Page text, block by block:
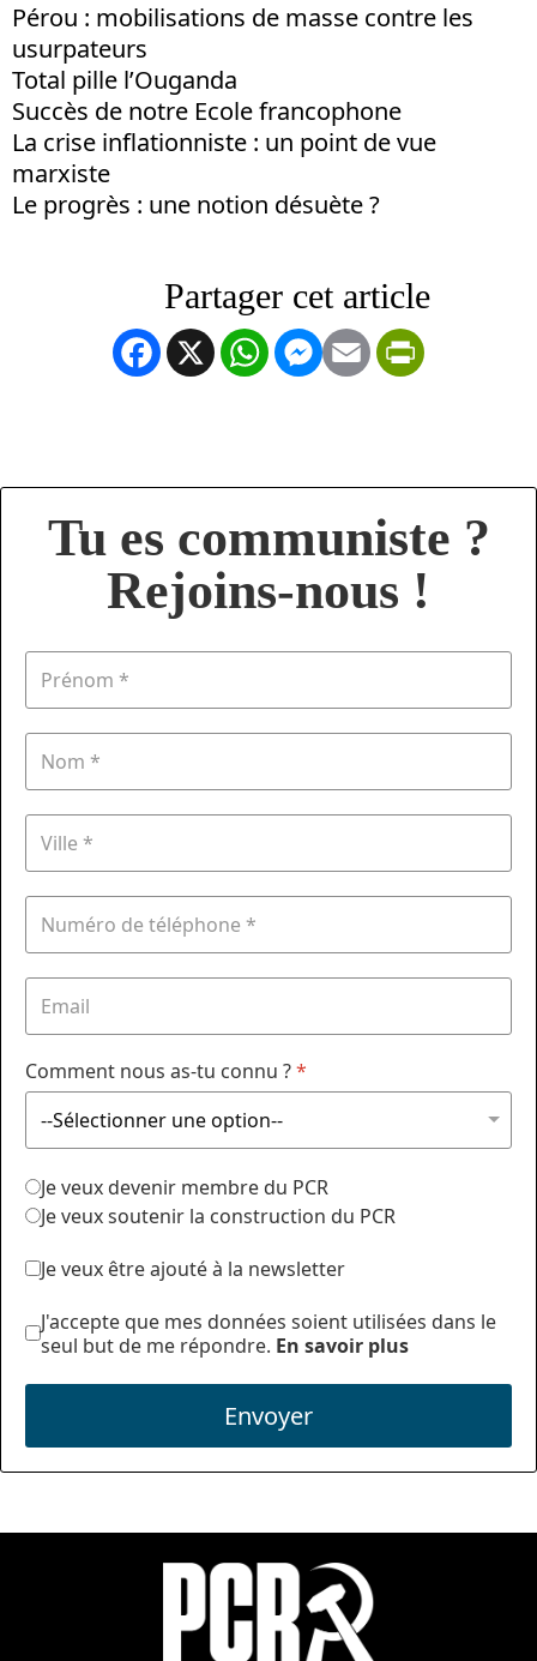
Pérou : mobilisations de masse contre les
usurpateurs
Total pille l’Ouganda
Succès de notre Ecole francophone
La crise inflationniste : un point de vue
marxiste
Le progrès : une notion désuète ?
Facebook
X WhatsApp
Messenger
Email
Tu es communiste ?
Rejoins-nous !
Comment nous as-tu connu ?*
Je veux devenir membre du PCR
Je veux soutenir la construction du PCR
Je veux être ajouté à la newsletter
J'accepte que mes données soient utilisées dans le
seul but de me répondre. En savoir plus
Envoyer